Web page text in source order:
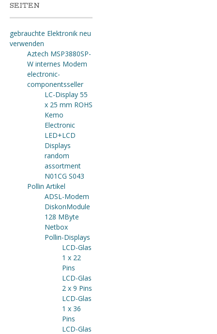
SEITEN
gebrauchte Elektronik neu
verwenden
Aztech MSP3880SP-
W internes Modem
electronic-
componentsseller
LC-Display 55
x 25 mm ROHS
Kemo
Electronic
LED+LCD
Displays
random
assortment
N01CG S043
Pollin Artikel
ADSL-Modem
DiskonModule
128 MByte
Netbox
Pollin-Displays
LCD-Glas
1 x 22
Pins
LCD-Glas
2 x 9 Pins
LCD-Glas
1 x 36
Pins
LCD-Glas